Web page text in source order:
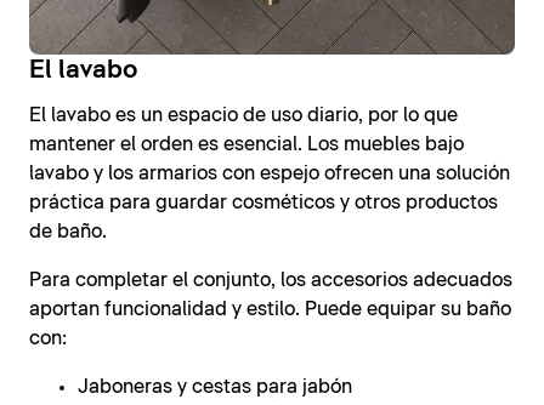
El lavabo
El lavabo es un espacio de uso diario, por lo que
mantener el orden es esencial. Los muebles bajo
lavabo y los armarios con espejo ofrecen una solución
práctica para guardar cosméticos y otros productos
de baño.
Para completar el conjunto, los accesorios adecuados
aportan funcionalidad y estilo. Puede equipar su baño
con:
Jaboneras y cestas para jabón